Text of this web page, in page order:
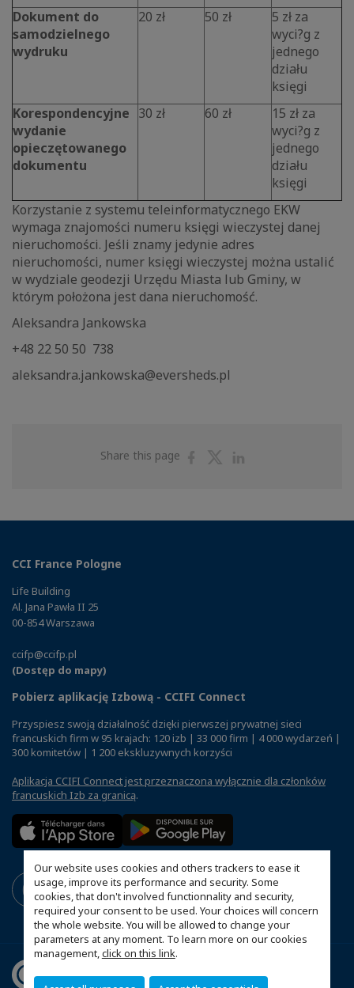
Our website uses cookies and others trackers to ease it
usage, improve its performance and security. Some
cookies, that don't involved functionnality and security,
required your consent to be used. Your choices will concern
the whole website. You will be allowed to change your
parameters at any moment. To learn more on our cookies
management,click on this link.
Dokument do
samodzielnego
wydruku
20 zł 50 zł
5 zł za
wyci?g z
jednego
działu
księgi
Korespondencyjne
wydanie
opieczętowanego
dokumentu
30 zł 60 zł
15 zł za
wyci?g z
jednego
działu
księgi
Korzystanie z systemu teleinformatycznego EKW
wymaga znajomości numeru księgi wieczystej danej
nieruchomości. Jeśli znamy jedynie adres
nieruchomości, numer księgi wieczystej można ustalić
w wydziale geodezji Urzędu Miasta lub Gminy, w
którym położona jest dana nieruchomość.
Aleksandra Jankowska
+48 22 50 50 738
aleksandra.jankowska@eversheds.pl
Share this page
ShareShare
CCI France Pologne
Life Building
Al. Jana Pawła II 25
00-854 Warszawa
ccifp@ccifp.pl
(Dostęp do mapy)
Pobierz aplikację Izbową - CCIFI Connect
Przyspiesz swoją działalność dzięki pierwszej prywatnej sieci
francuskich firm w 95 krajach: 120 izb | 33 000 firm | 4 000 wydarzeń |
300 komitetów | 1 200 ekskluzywnych korzyści
Aplikacja CCIFI Connect jest przeznaczona wyłącznie dla członków
francuskich Izb za granicą.